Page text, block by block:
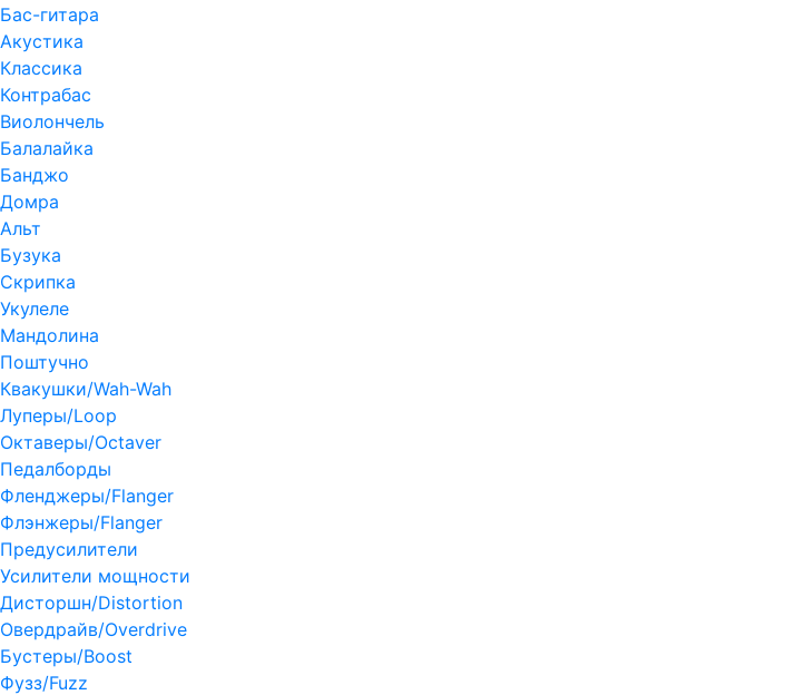
Бас-гитара
Акустика
Классика
Контрабас
Виолончель
Балалайка
Банджо
Домра
Альт
Бузука
Скрипка
Укулеле
Мандолина
Поштучно
Квакушки/Wah-Wah
Луперы/Loop
Октаверы/Octaver
Педалборды
Фленджеры/Flanger
Флэнжеры/Flanger
Предусилители
Усилители мощности
Дисторшн/Distortion
Овердрайв/Overdrive
Бустеры/Boost
Фузз/Fuzz